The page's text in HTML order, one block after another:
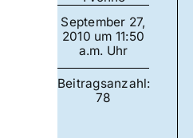
September 27,
2010 um 11:50
a.m. Uhr
Beitragsanzahl:
78